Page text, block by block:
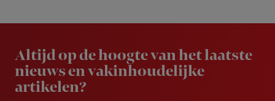
Altijd op de hoogte van het laatste
nieuws en vakinhoudelijke
artikelen?